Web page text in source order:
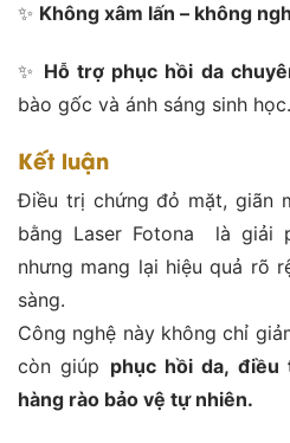
✨ Không xâm lấn – không
✨ Hỗ trợ phục hồi da
bào gốc và ánh sáng sinh học.
Kết luận
Điều trị chứng đỏ mặt, giãn
bằng Laser Fotona là giải
nhưng mang lại hiệu quả rõ
sàng.
Công nghệ này không chỉ
còn giúp phục hồi da, điều
hàng rào bảo vệ tự nhiên.